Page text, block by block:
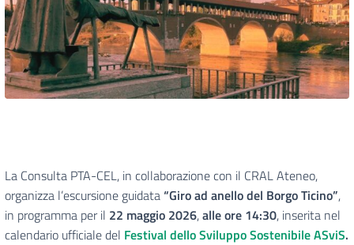
La Consulta PTA-CEL, in collaborazione con il CRAL Ateneo,
organizza l’escursione guidata“Giro ad anello del Borgo Ticino”,
in programma per il 22 maggio 2026,alle ore 14:30, inserita nel
calendario ufficiale del Festival dello Sviluppo Sostenibile ASviS.